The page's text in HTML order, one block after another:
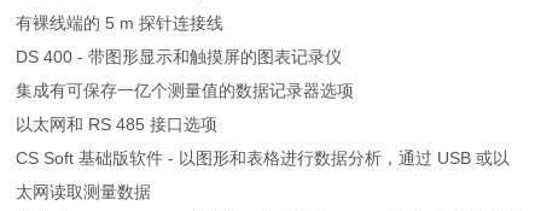
有裸线端的 5 m 探针连接线
DS 400 - 带图形显示和触摸屏的图表记录仪
集成有可保存一亿个测量值的数据记录器选项
以太网和 RS 485 接口选项
CS Soft 基础版软件 - 以图形和表格进行数据分析，通过 USB 或以
太网读取测量数据